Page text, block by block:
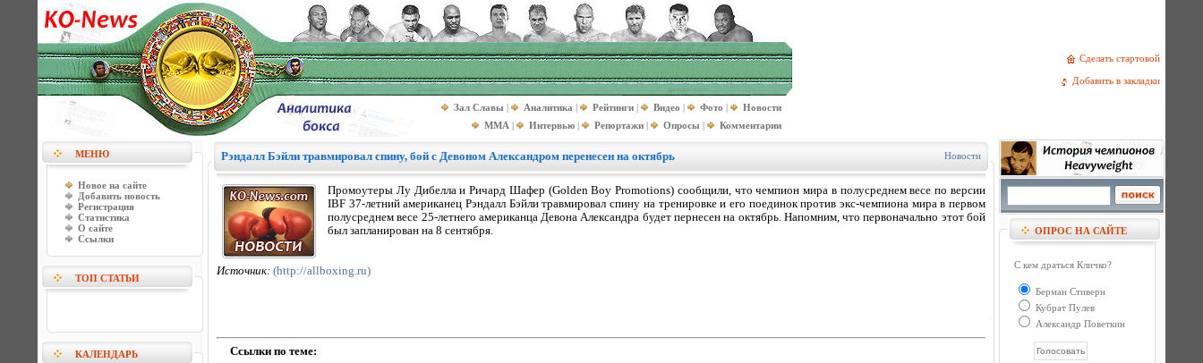
Сделать стартовой
Добавить в закладки
Зал Славы | Аналитика | Рейтинги | Видео | Фото |
Новости
MMA | Интервью | Репортажи | Опросы | Комментарии
МЕНЮ
Новое на сайте
Добавить новость
Регистрация
Статистика
О сайте
Ссылки
ТОП СТАТЬИ
КАЛЕНДАРЬ
Рэндалл Бэйли травмировал спину, бой с Девоном Александром перенесен на октябрь Новости
Промоутеры Лу Дибелла и Ричард Шафер (Golden Boy Promotions) сообщили, что чемпион мира в полусреднем весе по версии
IBF 37-летний американец Рэндалл Бэйли травмировал спину на тренировке и его поединок против экс-чемпиона мира в первом
полусреднем весе 25-летнего американца Девона Александра будет пернесен на октябрь. Напомним, что первоначально этот бой
был запланирован на 8 сентября.
Источник: (http://allboxing.ru)
Ссылки по теме:
ОПРОС НА САЙТЕ
С кем драться Кличко?
Берман Стиверн
Кубрат Пулев
Александр Поветкин